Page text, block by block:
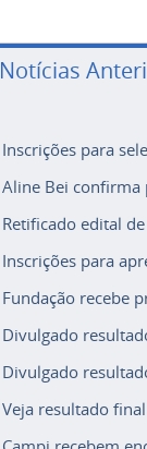
Notícias
Inscrições para
Aline Bei confirma
Retificado edital
Inscrições para
Fundação recebe
Divulgado
Divulgado
Veja resultado